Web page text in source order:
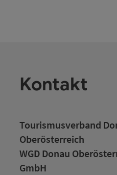
Kontakt
Tourismusverband
Oberösterreich
WGD Donau
GmbH